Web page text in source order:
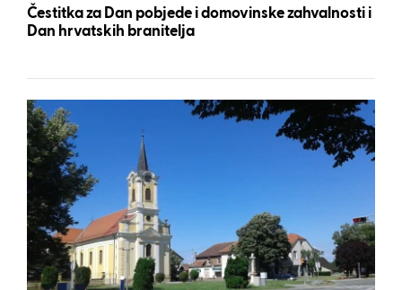
Čestitka za Dan pobjede i domovinske zahvalnosti i
Dan hrvatskih branitelja